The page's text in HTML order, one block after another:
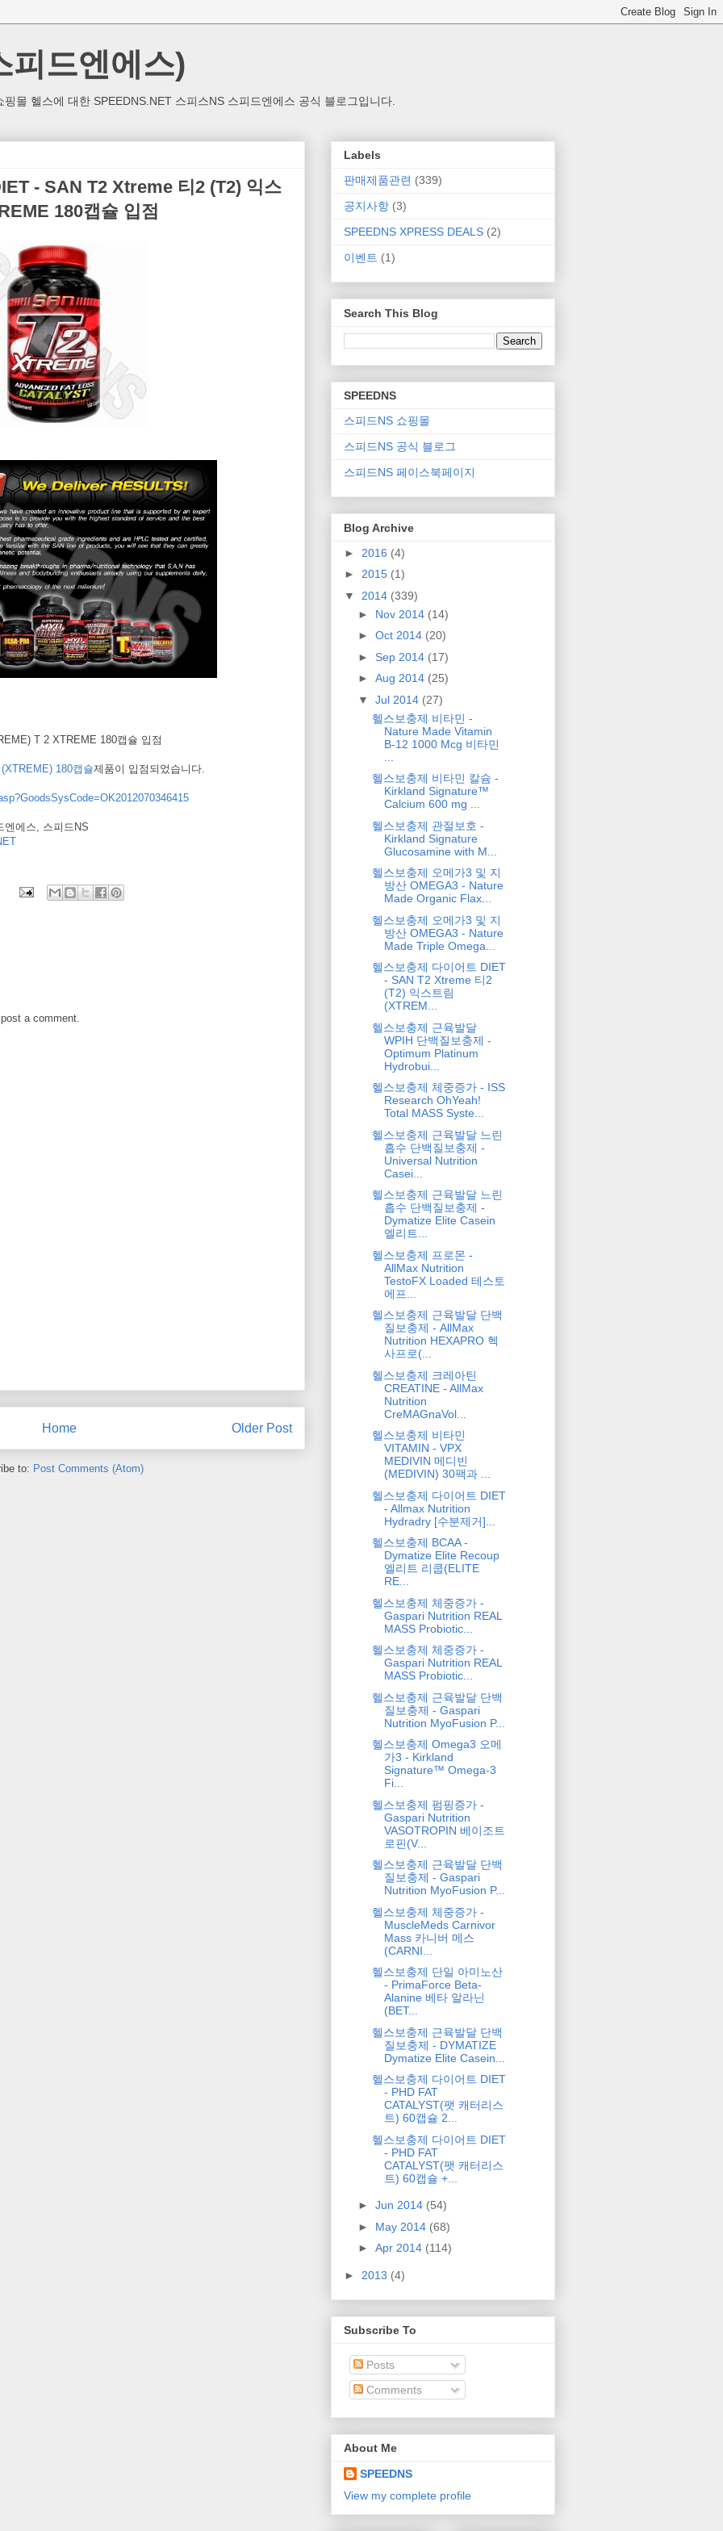
피드엔에스)
몰 헬스에 대한 SPEEDNS.NET 스피스NS 스피드엔에스 공식 블로그입니다.
- SAN T2 Xtreme 티2 (T2) 익스
180캡슐 입점
T 2 XTREME 180캡슐 입점
180캡슐제품이 입점되었습니다.
엔에스, 스피드NS
a comment.
Older Post
Home
to: Post Comments (Atom)
Labels
판매제품관련 (339)
공지사항 (3)
SPEEDNS XPRESS DEALS (2)
이벤트 (1)
Search This Blog
SPEEDNS
스피드NS 쇼핑몰
스피드NS 공식 블로그
스피드NS 페이스북페이지
Blog Archive
► 2016 (4)
► 2015 (1)
▼ 2014 (339)
► Nov 2014 (14)
► Oct 2014 (20)
► Sep 2014 (17)
► Aug 2014 (25)
▼ Jul 2014 (27)
헬스보충제 비타민 -
Nature Made Vitamin
B-12 1000 Mcg 비타민
헬스보충제 비타민 칼슘 -
Kirkland Signature™
Calcium 600 mg ...
헬스보충제 관절보호 -
Kirkland Signature
Glucosamine with M...
헬스보충제 오메가3 및 지
방산 OMEGA3 - Nature
Made Organic Flax...
헬스보충제 오메가3 및 지
방산 OMEGA3 - Nature
Made Triple Omega...
헬스보충제 다이어트 DIET
- SAN T2 Xtreme 티2
(T2) 익스트림
(XTREM...
헬스보충제 근육발달
WPIH 단백질보충제 -
Optimum Platinum
Hydrobui...
헬스보충제 체중증가 - ISS
Research OhYeah!
Total MASS Syste...
헬스보충제 근육발달 느린
흡수 단백질보충제 -
Universal Nutrition
Casei...
헬스보충제 근육발달 느린
흡수 단백질보충제 -
Dymatize Elite Casein
엘리트...
헬스보충제 프로몬 -
AllMax Nutrition
TestoFX Loaded 테스토
에프...
헬스보충제 근육발달 단백
질보충제 - AllMax
Nutrition HEXAPRO 헥
사프로(...
헬스보충제 크레아틴
CREATINE - AllMax
Nutrition
CreMAGnaVol...
헬스보충제 비타민
VITAMIN - VPX
MEDIVIN 메디빈
(MEDIVIN) 30팩과 ...
헬스보충제 다이어트 DIET
- Allmax Nutrition
Hydradry [수분제거]...
헬스보충제 BCAA -
Dymatize Elite Recoup
엘리트 리쿱(ELITE
RE...
헬스보충제 체중증가 -
Gaspari Nutrition REAL
MASS Probiotic...
헬스보충제 체중증가 -
Gaspari Nutrition REAL
MASS Probiotic...
헬스보충제 근육발달 단백
질보충제 - Gaspari
Nutrition MyoFusion P...
헬스보충제 Omega3 오메
가3 - Kirkland
Signature™ Omega-3
Fi...
헬스보충제 펌핑증가 -
Gaspari Nutrition
VASOTROPIN 베이조트
로핀(V...
헬스보충제 근육발달 단백
질보충제 - Gaspari
Nutrition MyoFusion P...
헬스보충제 체중증가 -
MuscleMeds Carnivor
Mass 카니버 메스
(CARNI...
헬스보충제 단일 아미노산
- PrimaForce Beta-
Alanine 베타 알라닌
(BET...
헬스보충제 근육발달 단백
질보충제 - DYMATIZE
Dymatize Elite Casein...
헬스보충제 다이어트 DIET
- PHD FAT
CATALYST(팻 캐터리스
트) 60캡슐 2...
헬스보충제 다이어트 DIET
- PHD FAT
CATALYST(팻 캐터리스
트) 60캡슐 +...
► Jun 2014 (54)
► May 2014 (68)
► Apr 2014 (114)
► 2013 (4)
Subscribe To
Posts
Comments
About Me
SPEEDNS
View my complete profile